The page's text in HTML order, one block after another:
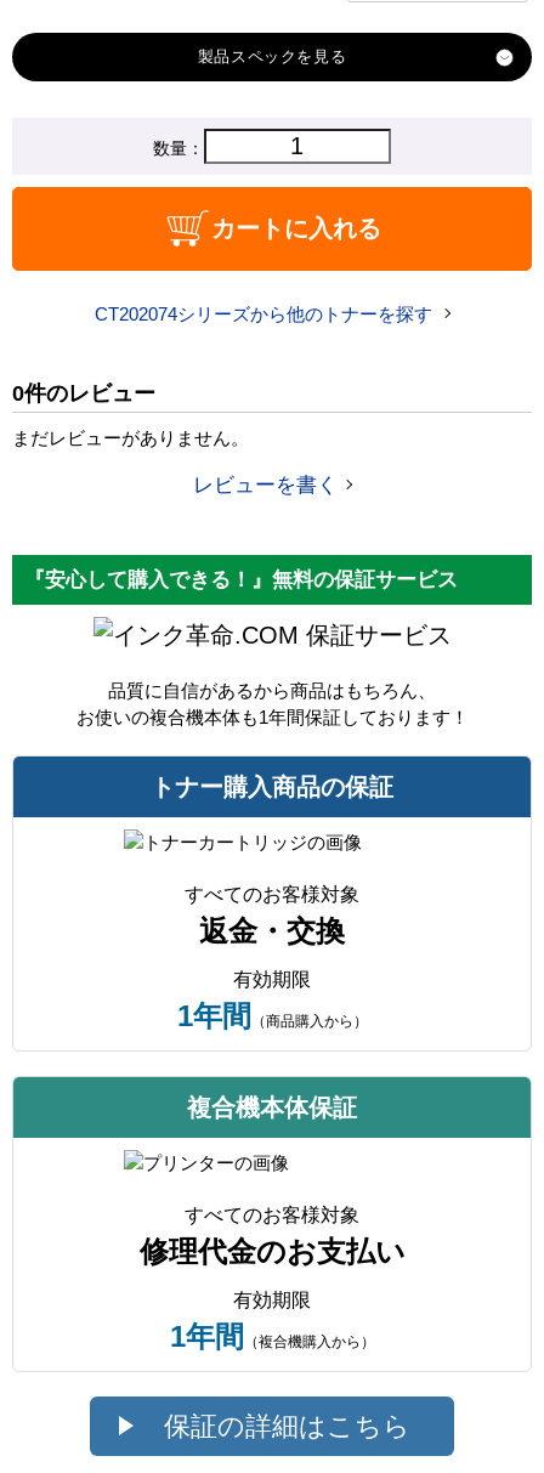
製品スペック
富士ゼロックス
CT202074
15,290 円
カラー ブラック
数量：
カートに入れる
CT202074シリーズから他のトナーを探す
0件のレビュー
まだレビューがありません。
レビューを書く
『安心して購入できる！』無料の保証サービス
保証サービス
品質に自信があるから商品はもちろん、
お使いの複合機本体も1年間保証しております！
トナー購入商品の保証
すべてのお客様対象
返金・交換
有効期限
1年間 （商品購入から）
複合機本体保証
すべてのお客様対象
修理代金のお支払い
有効期限
1年間 （複合機購入から）
保証の詳細はこちら